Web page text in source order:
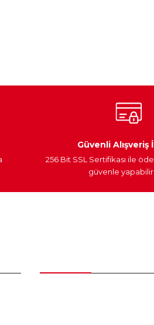
Güvenli Alışveriş
256 Bit SSL Sertifikası ile
güvenle